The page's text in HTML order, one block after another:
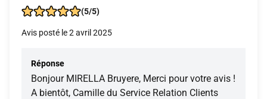
(5/5)
Avis posté le 2 avril 2025
Réponse
Bonjour MIRELLA Bruyere, Merci pour votre avis !
A bientôt, Camille du Service Relation Clients